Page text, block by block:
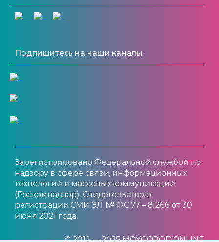
Подпишитесь на наши каналы
Зарегистрировано Федеральной службой по
надзору в сфере связи, информационных
технологий и массовых коммуникаций
(Роскомнадзор). Свидетельство о
регистрации СМИ ЭЛ № ФС 77 – 81266 от 30
июня 2021 года.
© 2012 — 2025 MOYGOROD.ONLINE